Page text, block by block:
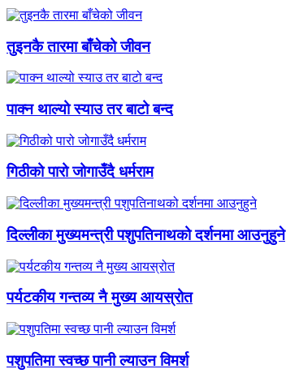
तुइनकै तारमा बाँचेको जीवन
पाक्न थाल्यो स्याउ तर बाटो बन्द
गिठीको पारो जोगाउँदै धर्मराम
दिल्लीका मुख्यमन्त्री पशुपतिनाथको दर्शनमा आउनुहुने
पर्यटकीय गन्तव्य नै मुख्य आयस्रोत
पशुपतिमा स्वच्छ पानी ल्याउन विमर्श